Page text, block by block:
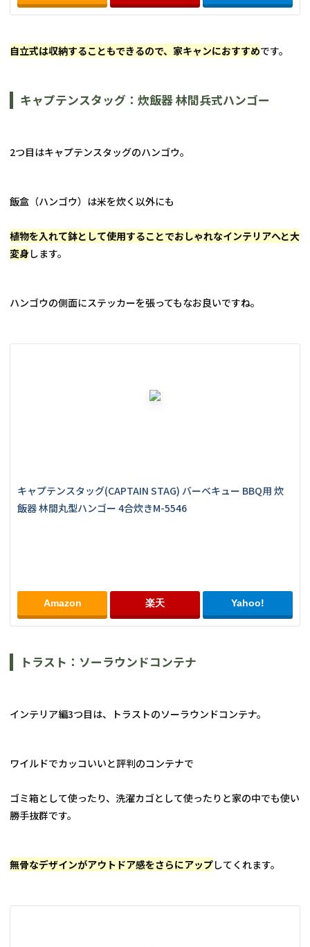
自立式は収納することもできるので、家キャンにおすすめです。
キャプテンスタッグ：炊飯器 林間兵式ハンゴー
2つ目はキャプテンスタッグのハンゴウ。
飯盒（ハンゴウ）は米を炊く以外にも
植物を入れて鉢として使用することでおしゃれなインテリアへと大
変身します。
ハンゴウの側面にステッカーを張ってもなお良いですね。
キャプテンスタッグ(CAPTAIN STAG) バーベキュー BBQ用 炊
飯器 林間丸型ハンゴー 4合炊きM-5546
Amazon 楽天 Yahoo!
トラスト：ソーラウンドコンテナ
インテリア編3つ目は、トラストのソーラウンドコンテナ。
ワイルドでカッコいいと評判のコンテナで
ゴミ箱として使ったり、洗濯カゴとして使ったりと家の中でも使い
勝手抜群です。
無骨なデザインがアウトドア感をさらにアップしてくれます。